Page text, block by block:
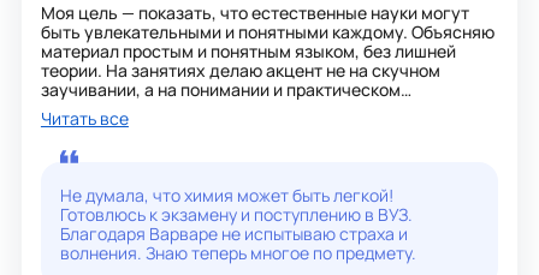
Моя цель — показать, что естественные науки могут
быть увлекательными и понятными каждому. Объясняю
материал простым и понятным языком, без лишней
теории. На занятиях делаю акцент не на скучном
заучивании, а на понимании и практическом
применении знаний.
Отлично понимаю, с какими трудностями может
столкнуться ребенок,а при подготовке к экзаменам
использую свежие варианты задач и тестов —
благодаря этому ученики чётко представляют, чего
ожидать на ОГЭ или ЕГЭ. И самое важное — создаю на
занятиях безопасную среду, где можно и даже нужно
ошибаться. Лучше разобраться в пробелах сейчас, чем
столкнуться с ними на экзамене!)
Читать все
Не думала, что химия может быть легкой!
Готовлюсь к экзамену и поступлению в ВУЗ.
Благодаря Варваре не испытываю страха и
волнения. Знаю теперь многое по предмету.